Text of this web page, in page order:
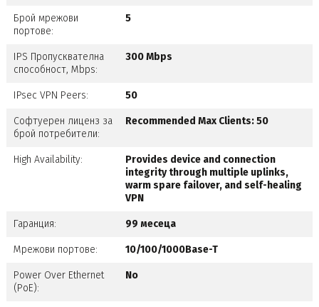
Брой мрежови
портове:
5
IPS Пропусквателна
способност, Mbps:
300 Mbps
IPsec VPN Peers: 50
Софтуерен лиценз за
брой потребители:
Recommended Max Clients: 50
High Availability:
Provides device and connection
integrity through multiple uplinks,
warm spare failover, and self-healing
VPN
Гаранция: 99 месеца
Мрежови портове: 10/100/1000Base-T
Power Over Ethernet
(PoE):
No